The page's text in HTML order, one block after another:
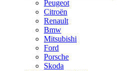
Renault
Bmw
Mitsubishi
Ford
Porsche
Skoda
OTRAS MARCAS